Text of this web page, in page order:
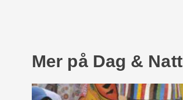
Mer på Dag & Natt